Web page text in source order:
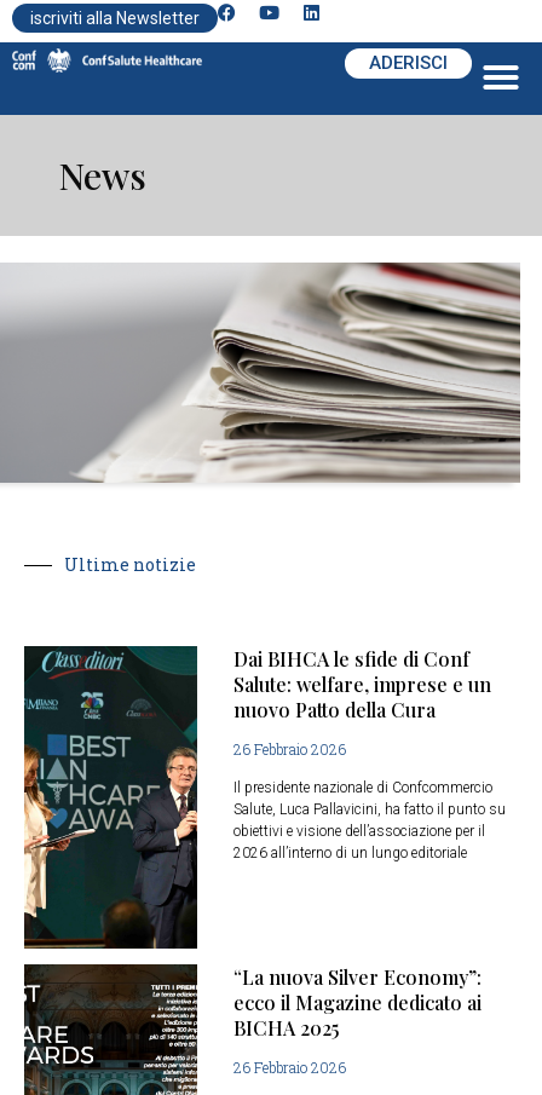
iscriviti alla Newsletter
ADERISCI
News
Ultime notizie
Dai BIHCA le sfide di Conf
Salute: welfare, imprese e un
nuovo Patto della Cura
26 Febbraio 2026
Il presidente nazionale di Confcommercio
Salute, Luca Pallavicini, ha fatto il punto su
obiettivi e visione dell’associazione per il
2026 all’interno di un lungo editoriale
“La nuova Silver Economy”:
ecco il Magazine dedicato ai
BICHA 2025
26 Febbraio 2026